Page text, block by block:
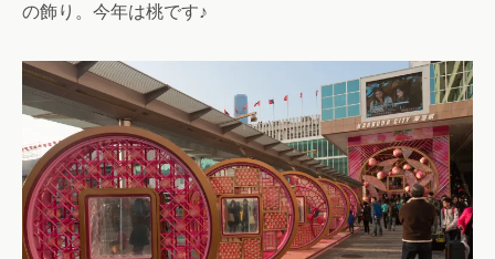
の飾り。今年は桃です♪